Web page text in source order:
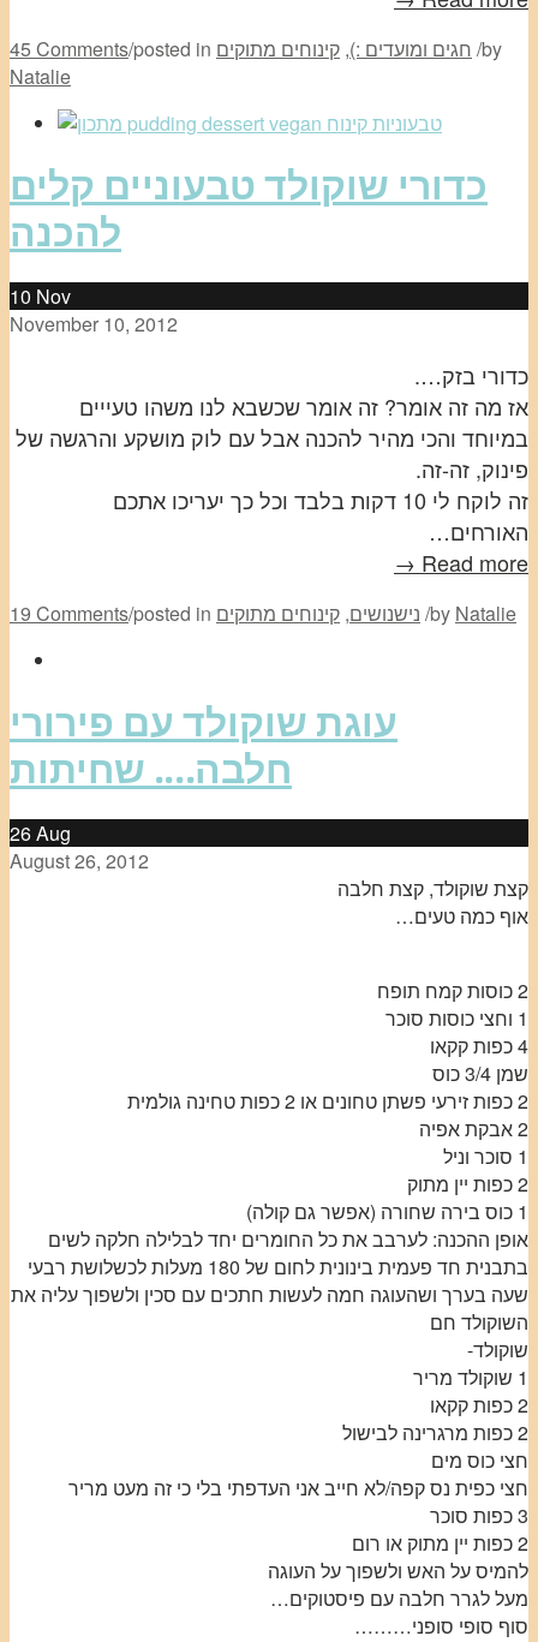
45 Comments/posted in חגים ומועדים :), קינוחים מתוקים /by
Natalie
כדורי שוקולד טבעוניים קלים
להכנה
10 Nov
November 10, 2012
כדורי בזק….
אז מה זה אומר? זה אומר שכשבא לנו משהו טעייים
במיוחד והכי מהיר להכנה אבל עם לוק מושקע והרגשה של
פינוק, זה-זה.
זה לוקח לי 10 דקות בלבד וכל כך יעריכו אתכם
האורחים…
Read more →
19 Comments/posted in נישנושים, קינוחים מתוקים /by Natalie
עוגת שוקולד עם פירורי
חלבה…. שחיתות
26Aug
August 26, 2012
קצת שוקולד, קצת חלבה
אוף כמה טעים…
2 כוסות קמח תופח
1 וחצי כוסות סוכר
4 כפות קקאו
שמן 3/4 כוס
2 כפות זירעי פשתן טחונים או 2 כפות טחינה גולמית
2 אבקת אפיה
1 סוכר וניל
2 כפות יין מתוק
1 כוס בירה שחורה (אפשר גם קולה)
אופן ההכנה: לערבב את כל החומרים יחד לבלילה חלקה לשים
בתבנית חד פעמית בינונית לחום של 180 מעלות לכשלושת רבעי
שעה בערך ושהעוגה חמה לעשות חתכים עם סכין ולשפוך עליה את
השוקולד חם
שוקולד-
1 שוקולד מריר
2 כפות קקאו
2 כפות מרגרינה לבישול
חצי כוס מים
חצי כפית נס קפה/לא חייב אני העדפתי בלי כי זה מעט מריר
3 כפות סוכר
2 כפות יין מתוק או רום
להמיס על האש ולשפוך על העוגה
מעל לגרר חלבה עם פיסטוקים…
סוף סופי סופני………